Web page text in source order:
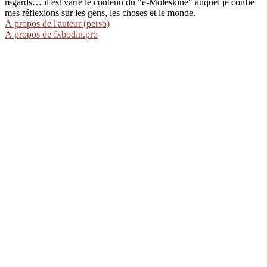
mes réflexions sur les gens, les choses et le monde.
À propos de l'auteur (perso)
À propos de fxbodin.pro